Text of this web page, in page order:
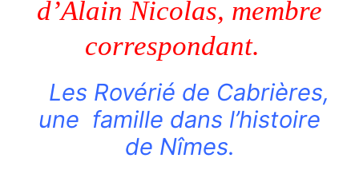
d’Alain Nicolas, membre
correspondant.
Les Rovérié de Cabrières,
une famille dans l’histoire
de Nîmes.